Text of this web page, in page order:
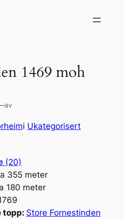
1469 moh
av
i Ukategorisert
(20)
355 meter
180 meter
topp: Store Fornestinden